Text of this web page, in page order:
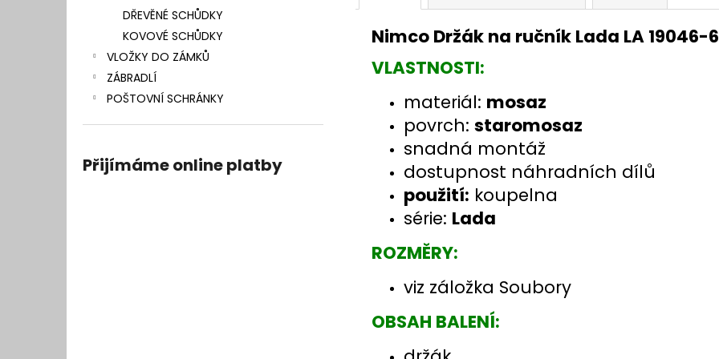
DŘEVĚNÉ SCHŮDKY
KOVOVÉ SCHŮDKY
VLOŽKY DO ZÁMKŮ
ZÁBRADLÍ
POŠTOVNÍ SCHRÁNKY
Přijímáme online platby
Nimco Držák na ručník Lada LA 19046-
VLASTNOSTI:
materiál: mosaz
povrch: staromosaz
snadná montáž
dostupnost náhradních dílů
použití: koupelna
série: Lada
ROZMĚRY:
viz záložka Soubory
OBSAH BALENÍ: